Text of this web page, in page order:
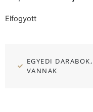
Elfogyott
EGYEDI
VANNAK